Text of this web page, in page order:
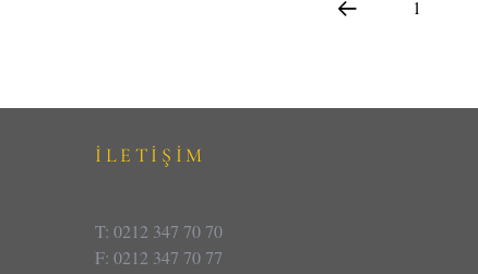
1
İLETİŞİM
T: 0212 347 70 70
F: 0212 347 70 77